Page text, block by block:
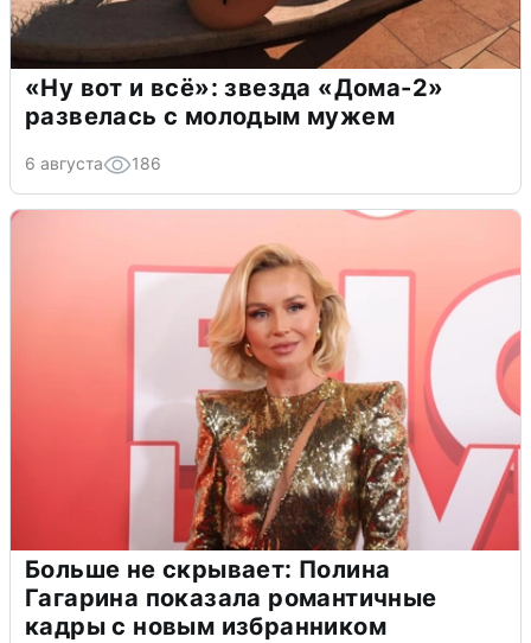
«Ну вот и всё»: звезда «Дома-2»
развелась с молодым мужем
6 августа 186
Больше не скрывает: Полина
Гагарина показала романтичные
кадры с новым избранником